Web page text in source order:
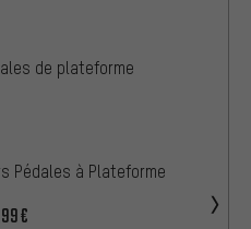
de plateforme
Pédales à Plateforme